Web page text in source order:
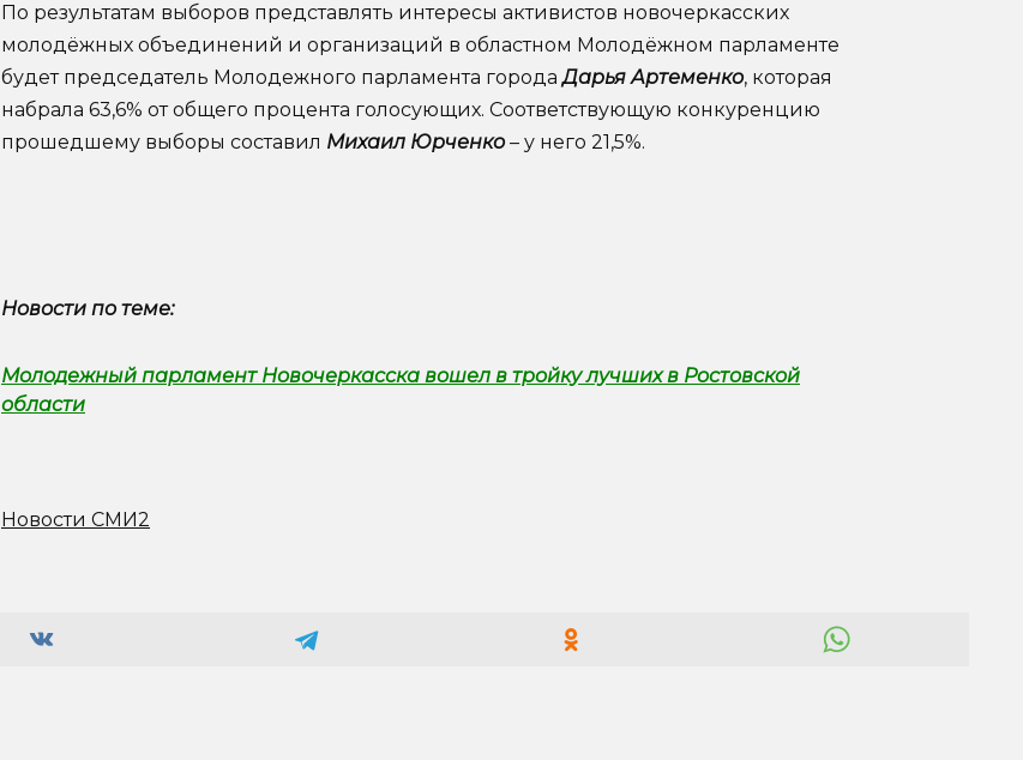
По результатам выборов представлять интересы активистов новочеркасских
молодёжных объединений и организаций в областном Молодёжном парламенте
будет председатель Молодежного парламента городаДарья Артеменко, которая
набрала 63,6% от общего процента голосующих. Соответствующую конкуренцию
прошедшему выборы составил Михаил Юрченко– у него 21,5%.
Новости по теме:
Молодежный парламент Новочеркасска вошел в тройку лучших в Ростовской
области
Новости СМИ2